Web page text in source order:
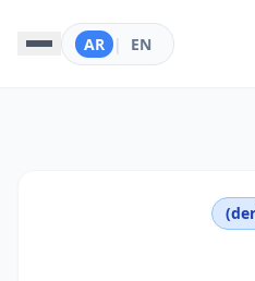
EN
|
AR